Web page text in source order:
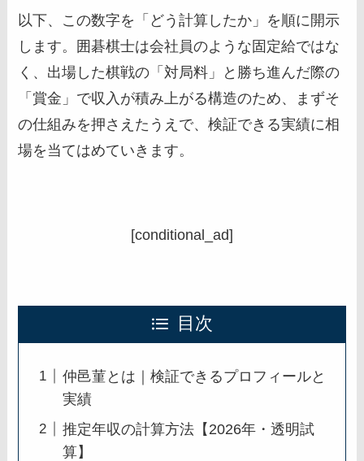
以下、この数字を「どう計算したか」を順に開示
します。囲碁棋士は会社員のような固定給ではな
く、出場した棋戦の「対局料」と勝ち進んだ際の
「賞金」で収入が積み上がる構造のため、まずそ
の仕組みを押さえたうえで、検証できる実績に相
場を当てはめていきます。
[conditional_ad]
目次
仲邑菫とは｜検証できるプロフィールと
実績
推定年収の計算方法【2026年・透明試
算】